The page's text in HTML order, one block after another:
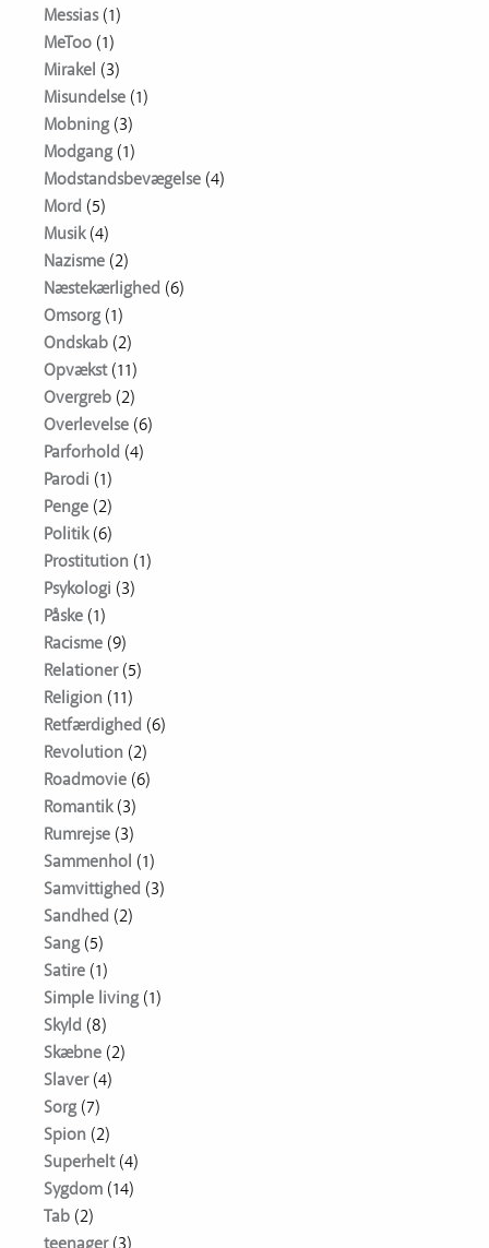
Messias(1)
MeToo (1)
Mirakel (3)
Misundelse (1)
Mobning(3)
Modgang(1)
Modstandsbevægelse (4)
Mord (5)
Musik(4)
Nazisme (2)
Næstekærlighed (6)
Omsorg(1)
Ondskab (2)
Opvækst(11)
Overgreb (2)
Overlevelse (6)
Parforhold (4)
Parodi (1)
Penge (2)
Politik(6)
Prostitution (1)
Psykologi (3)
Påske (1)
Racisme (9)
Relationer(5)
Religion (11)
Retfærdighed (6)
Revolution (2)
Roadmovie (6)
Romantik(3)
Rumrejse (3)
Sammenhol (1)
Samvittighed (3)
Sandhed (2)
Sang(5)
Satire (1)
Simple living(1)
Skyld (8)
Skæbne (2)
Slaver(4)
Sorg(7)
Spion (2)
Superhelt(4)
Sygdom (14)
Tab (2)
teenager(3)